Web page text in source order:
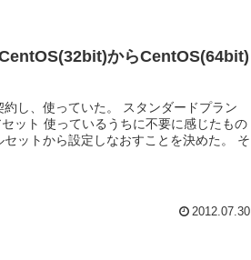
からCentOS(64bit)
いた。 スタンダードプラン
ットから設定しなおすことを決めた。 そ
2012.07.30